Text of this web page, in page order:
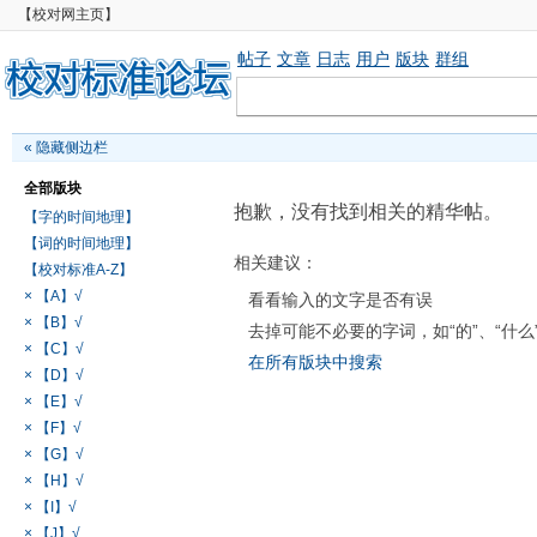
【校对网主页】
帖子 文章 日志 用户 版块 群组
« 隐藏侧边栏
全部版块
【字的时间地理】
【词的时间地理】
【校对标准A-Z】
× 【A】√
× 【B】√
× 【C】√
× 【D】√
× 【E】√
× 【F】√
× 【G】√
× 【H】√
× 【I】√
× 【J】√
抱歉，没有找到相关的精华帖。
相关建议：
看看输入的文字是否有误
去掉可能不必要的字词，如“的”、“什么
在所有版块中搜索